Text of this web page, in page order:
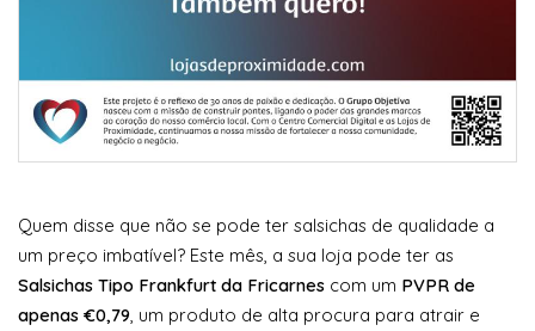
Quem disse que não se pode ter salsichas de qualidade a
um preço imbatível? Este mês, a sua loja pode ter as
Salsichas Tipo Frankfurt da Fricarnes com um PVPR de
apenas €0,79 , um produto de alta procura para atrair e